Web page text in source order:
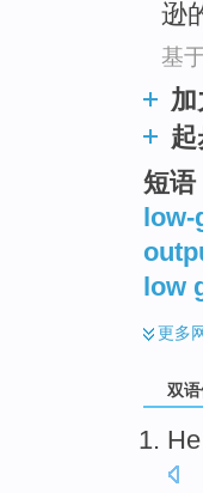
逊
基
短语
low
更多
双
He